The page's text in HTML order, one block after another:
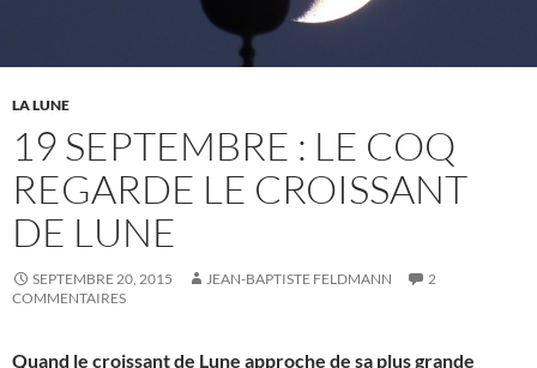
LA LUNE
19 SEPTEMBRE : LE COQ
REGARDE LE CROISSANT
DE LUNE
SEPTEMBRE 20, 2015 JEAN-BAPTISTE FELDMANN
2
COMMENTAIRES
Quand le croissant de Lune approche de sa plus grande